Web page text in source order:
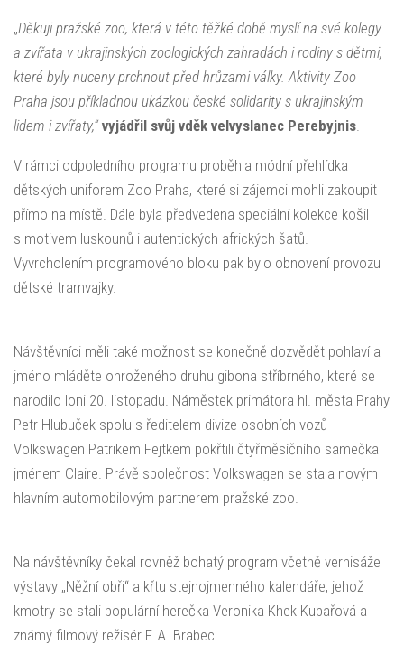
„Děkuji pražské zoo, která v této těžké době myslí na své kolegy
a zvířata v ukrajinských zoologických zahradách i rodiny s dětmi,
které byly nuceny prchnout před hrůzami války. Aktivity Zoo
Praha jsou příkladnou ukázkou české solidarity s ukrajinským
lidem i zvířaty,“ vyjádřil svůj vděk velvyslanec Perebyjnis.
V rámci odpoledního programu proběhla módní přehlídka
dětských uniforem Zoo Praha, které si zájemci mohli zakoupit
přímo na místě. Dále byla předvedena speciální kolekce košil
s motivem luskounů i autentických afrických šatů.
Vyvrcholením programového bloku pak bylo obnovení provozu
dětské tramvajky.
Návštěvníci měli také možnost se konečně dozvědět pohlaví a
jméno mláděte ohroženého druhu gibona stříbrného, které se
narodilo loni 20. listopadu. Náměstek primátora hl. města Prahy
Petr Hlubuček spolu s ředitelem divize osobních vozů
Volkswagen Patrikem Fejtkem pokřtili čtyřměsíčního samečka
jménem Claire. Právě společnost Volkswagen se stala novým
hlavním automobilovým partnerem pražské zoo.
Na návštěvníky čekal rovněž bohatý program včetně vernisáže
výstavy „Něžní obři“ a křtu stejnojmenného kalendáře, jehož
kmotry se stali populární herečka Veronika Khek Kubařová a
známý filmový režisér F. A. Brabec.